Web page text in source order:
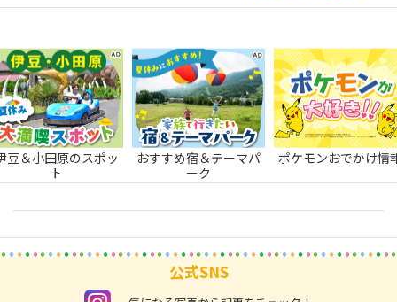
豆＆小田原のスポッ
ト
おすすめ宿＆テーマパ
ーク
ポケモンおでかけ情
公式SNS